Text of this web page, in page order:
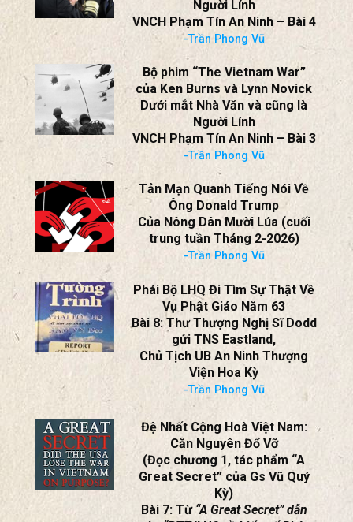
Bộ phim “The Vietnam War”
của Ken Burns và Lynn Novick
Dưới mắt Nhà Văn và cũng là
Người Lính
VNCH Phạm Tín An Ninh – Bài 3
-Trần Phong Vũ
Tản Mạn Quanh Tiếng Nói Về
Ông Donald Trump
Của Nông Dân Mười Lúa (cuối
trung tuần Tháng 2-2026)
-Trần Phong Vũ
Phái Bộ LHQ Đi Tìm Sự Thật Về
Vụ Phật Giáo Năm 63
Bài 8: Thư Thượng Nghị Sĩ Dodd
gửi TNS Eastland,
Chủ Tịch UB An Ninh Thượng
Viện Hoa Kỳ
-Trần Phong Vũ
Đệ Nhất Cộng Hoà Việt Nam:
Căn Nguyên Đổ Vỡ
(Đọc chương 1, tác phẩm “A
Kỳ)
Bài 7: Từ “A Great Secret” dẫn
vào “BTT/LHQ về biến cố Phật
Giáo”
-Trần Phong Vũ